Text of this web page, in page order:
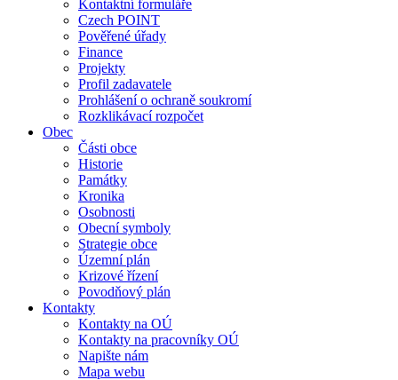
Kontaktní formuláře
Czech POINT
Pověřené úřady
Finance
Projekty
Profil zadavatele
Prohlášení o ochraně soukromí
Rozklikávací rozpočet
Obec
Části obce
Historie
Památky
Kronika
Osobnosti
Obecní symboly
Strategie obce
Územní plán
Krizové řízení
Povodňový plán
Kontakty
Kontakty na OÚ
Kontakty na pracovníky OÚ
Napište nám
Mapa webu